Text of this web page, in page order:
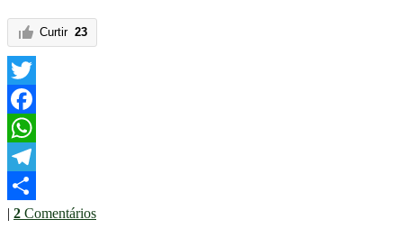
Curtir 23
Twitter
Facebook
WhatsApp
Telegram
Share
| 2 Comentários